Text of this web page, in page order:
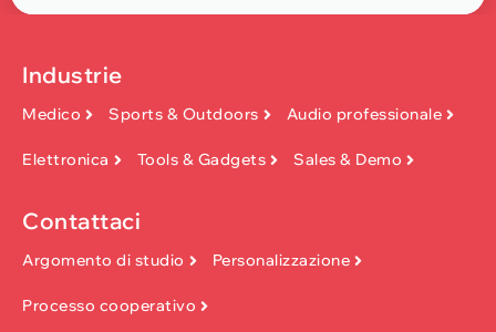
Industrie
Medico Sports & Outdoors Audio professionale
Elettronica Tools & Gadgets Sales & Demo
Contattaci
Argomento di studio Personalizzazione
Processo cooperativo